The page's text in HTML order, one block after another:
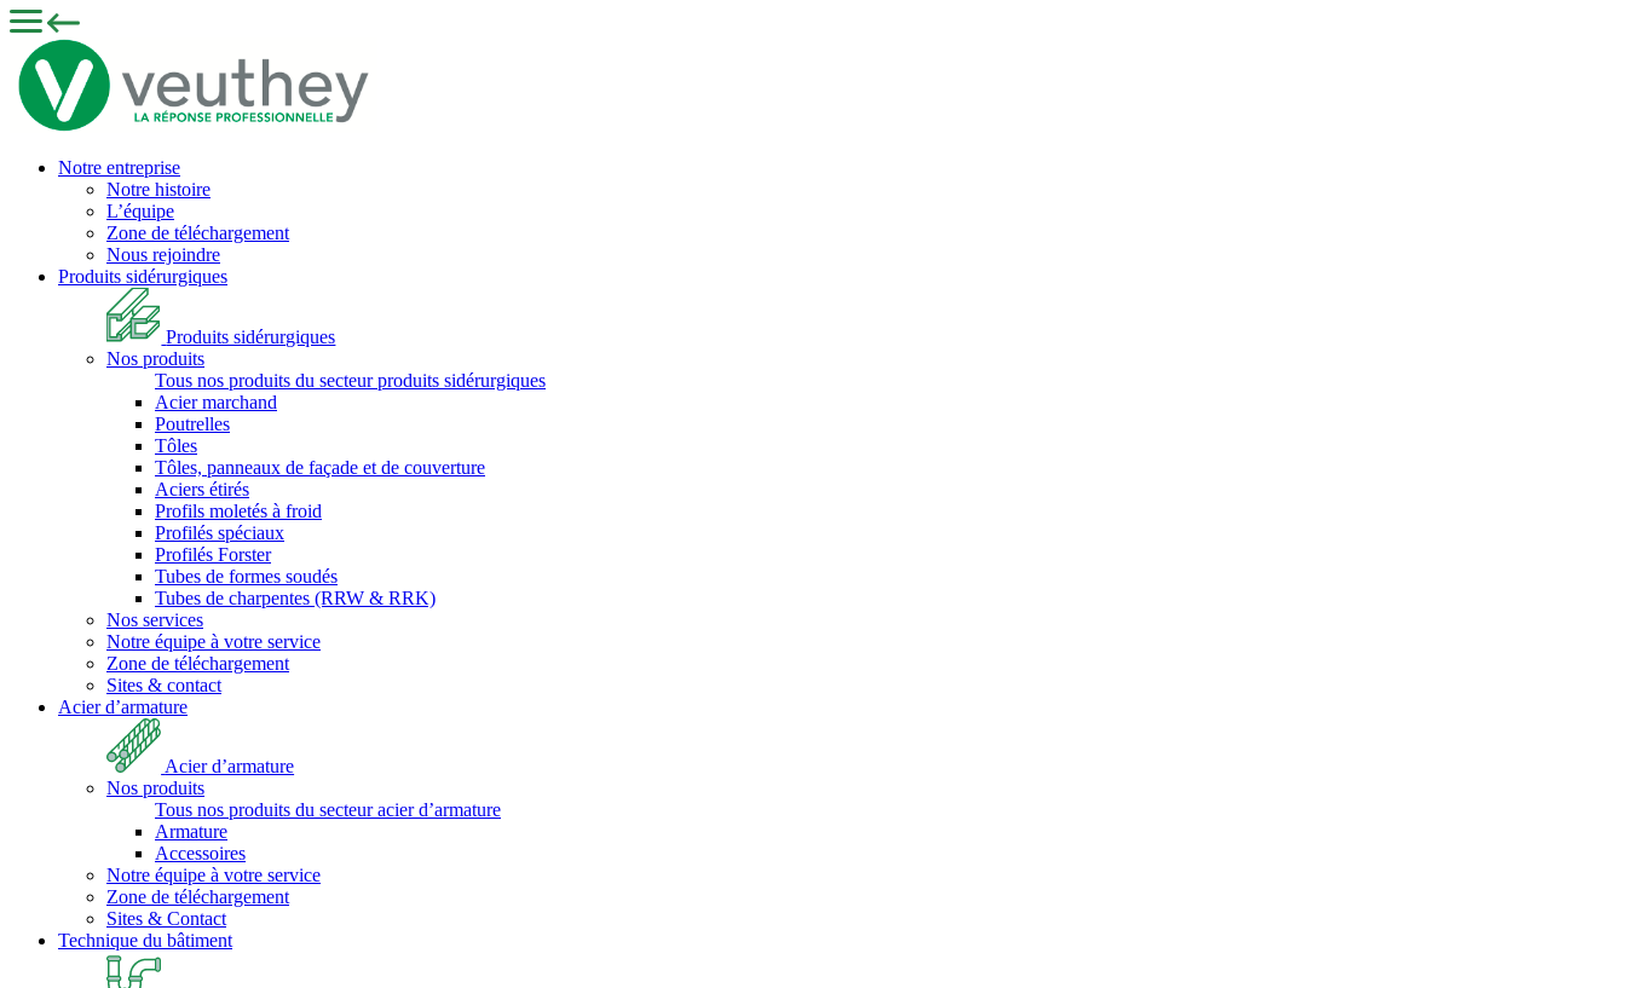
Notre entreprise
Notre histoire
L’équipe
Zone de téléchargement
Nous rejoindre
Produits sidérurgiques
Produits sidérurgiques
Nos produits
Tous nos produits du secteur produits sidérurgiques
Acier marchand
Poutrelles
Tôles
Tôles, panneaux de façade et de couverture
Aciers étirés
Profils moletés à froid
Profilés spéciaux
Profilés Forster
Tubes de formes soudés
Tubes de charpentes (RRW & RRK)
Nos services
Notre équipe à votre service
Zone de téléchargement
Sites & contact
Acier d’armature
Acier d’armature
Nos produits
Tous nos produits du secteur acier d’armature
Armature
Accessoires
Notre équipe à votre service
Zone de téléchargement
Sites & Contact
Technique du bâtiment